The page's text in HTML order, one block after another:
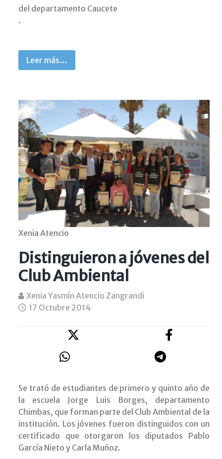
del departamento Caucete
.
Leer más…
Xenia Atencio
Distinguieron a jóvenes del
Club Ambiental
Xenia Yasmín Atencio Zangrandi
17 Octubre 2014
Se trató de estudiantes de primero y quinto año de
la escuela Jorge Luis Borges, departamento
Chimbas, que forman parte del Club Ambiental de la
institución. Los jóvenes fueron distinguidos con un
certificado que otorgaron los diputados Pablo
García Nieto y Carla Muñoz.